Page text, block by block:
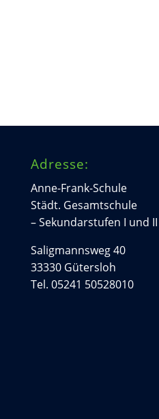
Adresse:
Anne-Frank-Schule
Städt. Gesamtschule
– Sekundarstufen I und II
Saligmannsweg 40
33330 Gütersloh
Tel. 05241 50528010